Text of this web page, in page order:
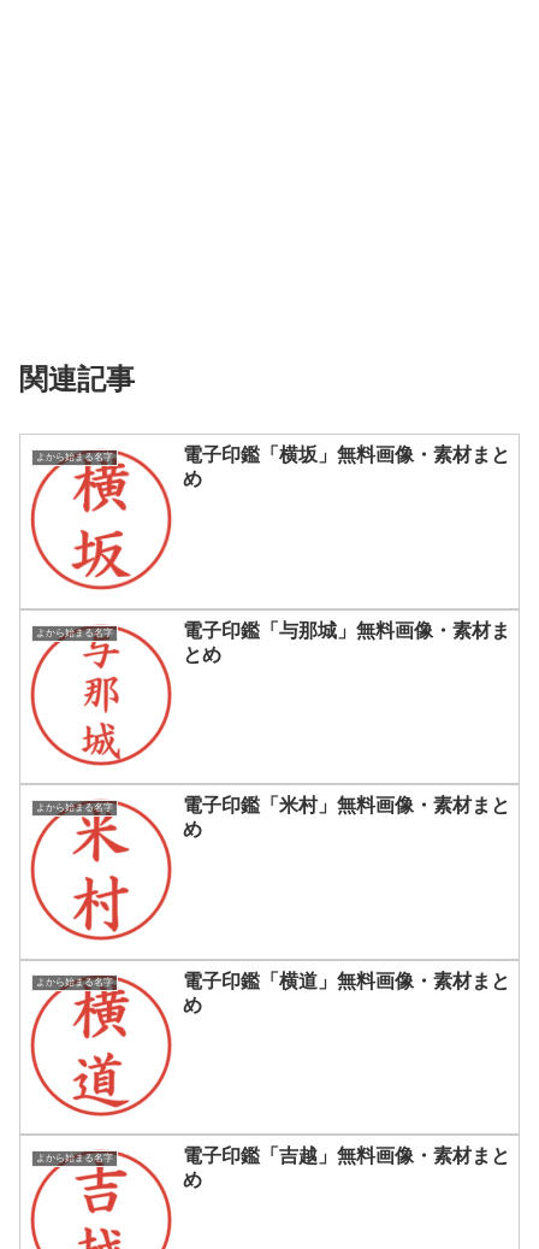
関連記事
よから始まる名字
電子印鑑「横坂」無料画像・素材まと
め
よから始まる名字
電子印鑑「与那城」無料画像・素材ま
とめ
よから始まる名字
電子印鑑「米村」無料画像・素材まと
め
よから始まる名字
電子印鑑「横道」無料画像・素材まと
め
よから始まる名字
電子印鑑「吉越」無料画像・素材まと
め